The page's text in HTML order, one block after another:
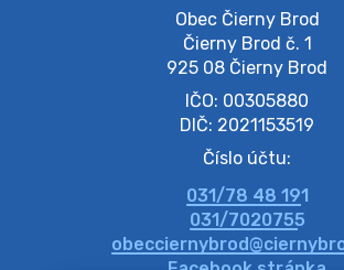
Zber separovaného odpadu
Szeparált műanya…
Oznamujeme obyvateľom, že v stredu
prebehne zber separovaného odpadu
obyvateľov, aby vrecia s odpadom
večer vopred, nakoľko firma F…
4. augusta 2026 09:51
Oznámenie o plánovanom
elektri…
Oznamujeme Vám, že v určitých dňoch
Obec Čierny Brod
Čierny Brod č. 1
925 08 Čierny Brod
IČO: 00305880
DIČ: 2021153519
Číslo účtu:
031/78 48 191
031/7020755